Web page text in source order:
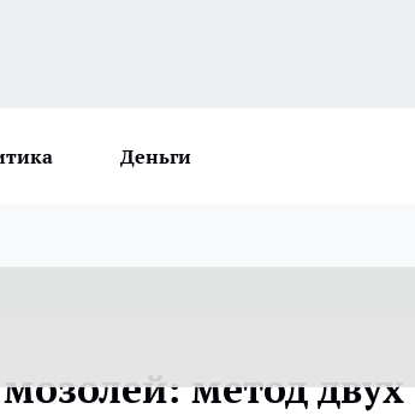
Деньги
метод двух